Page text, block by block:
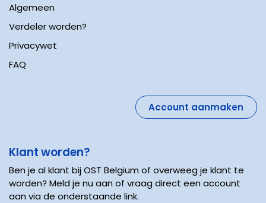
Algemeen
Verdeler worden?
Privacywet
FAQ
Account aanmaken
Klant worden?
Ben je al klant bij OST Belgium of overweeg je klant te
worden? Meld je nu aan of vraag direct een account
aan via de onderstaande link.